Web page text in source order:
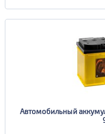
Автомобильный